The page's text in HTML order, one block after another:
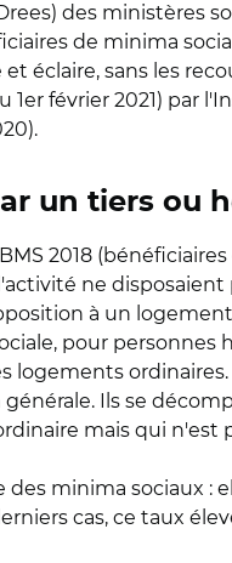
des ministères
de minima
éclaire, sans les
1er février 2021) par
un tiers ou
2018
ne
à un
pour personnes
logements ordinaires.
Ils se
mais qui n'est
minima sociaux :
cas, ce taux